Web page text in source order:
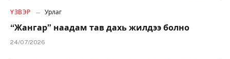
ҮЗВЭР Урлаг
“Жангар” наадам тав дахь жилдээ болно
24/07/2026